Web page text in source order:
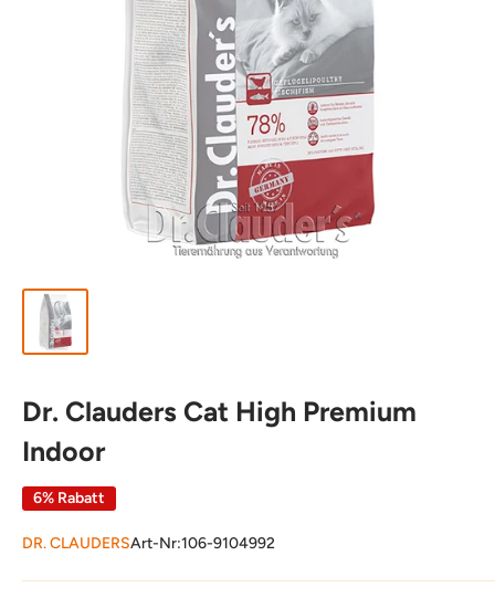
Dr. Clauders Cat High Premium
Indoor
6% Rabatt
DR. CLAUDERSArt-Nr:106-9104992